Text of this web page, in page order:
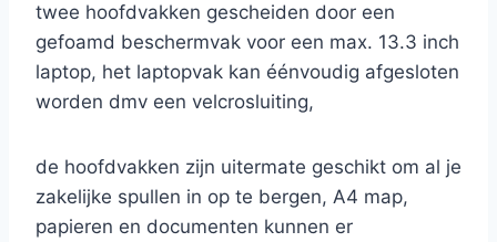
twee hoofdvakken gescheiden door een
gefoamd beschermvak voor een max. 13.3 inch
laptop, het laptopvak kan éénvoudig afgesloten
worden dmv een velcrosluiting,
de hoofdvakken zijn uitermate geschikt om al je
zakelijke spullen in op te bergen, A4 map,
papieren en documenten kunnen er